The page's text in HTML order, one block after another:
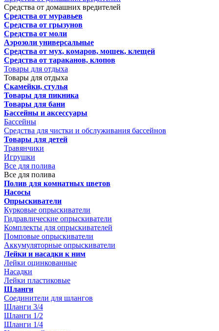
Средства от домашних вредителей
Средства от муравьев
Средства от грызунов
Средства от моли
Аэрозоли универсальные
Средства от мух, комаров, мошек, клещей
Средства от тараканов, клопов
Товары для отдыха
Товары для отдыха
Скамейки, стулья
Товары для пикника
Товары для бани
Бассейны и аксессуары
Бассейны
Средства для чистки и обслуживания бассейнов
Товары для детей
Травянчики
Игрушки
Все для полива
Все для полива
Полив для комнатных цветов
Насосы
Опрыскиватели
Курковые опрыскиватели
Гидравлические опрыскиватели
Комплекты для опрыскивателей
Помповые опрыскиватели
Аккумуляторные опрыскиватели
Лейки и насадки к ним
Лейки оцинкованные
Насадки
Лейки пластиковые
Шланги
Соединители для шлангов
Шланги 3/4
Шланги 1/2
Шланги 1/4